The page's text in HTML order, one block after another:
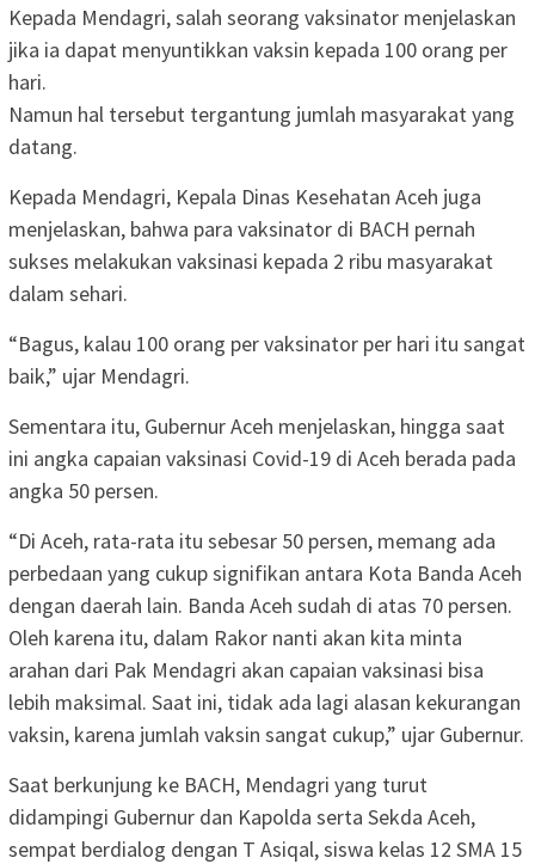
Kepada Mendagri, salah seorang vaksinator menjelaskan
jika ia dapat menyuntikkan vaksin kepada 100 orang per
hari.
Namun hal tersebut tergantung jumlah masyarakat yang
datang.
Kepada Mendagri, Kepala Dinas Kesehatan Aceh juga
menjelaskan, bahwa para vaksinator di BACH pernah
sukses melakukan vaksinasi kepada 2 ribu masyarakat
dalam sehari.
“Bagus, kalau 100 orang per vaksinator per hari itu sangat
baik,” ujar Mendagri.
Sementara itu, Gubernur Aceh menjelaskan, hingga saat
ini angka capaian vaksinasi Covid-19 di Aceh berada pada
angka 50 persen.
“Di Aceh, rata-rata itu sebesar 50 persen, memang ada
perbedaan yang cukup signifikan antara Kota Banda Aceh
dengan daerah lain. Banda Aceh sudah di atas 70 persen.
Oleh karena itu, dalam Rakor nanti akan kita minta
arahan dari Pak Mendagri akan capaian vaksinasi bisa
lebih maksimal. Saat ini, tidak ada lagi alasan kekurangan
vaksin, karena jumlah vaksin sangat cukup,” ujar Gubernur.
Saat berkunjung ke BACH, Mendagri yang turut
didampingi Gubernur dan Kapolda serta Sekda Aceh,
sempat berdialog dengan T Asiqal, siswa kelas 12 SMA 15